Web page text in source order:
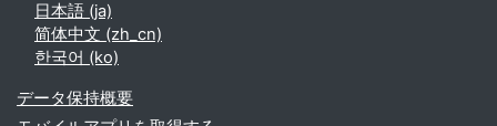
日本語 ‎(ja)‎
简体中文 ‎(zh_cn)‎
한국어 ‎(ko)‎
データ保持概要